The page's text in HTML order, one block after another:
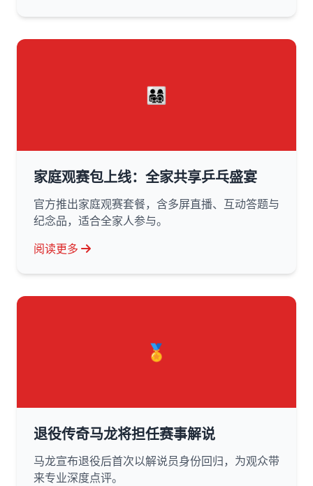
👨‍👩‍👧‍👦
家庭观赛包上线：全家共享乒乓盛宴
官方推出家庭观赛套餐，含多屏直播、互动答题与
纪念品，适合全家人参与。
阅读更多
🏅
退役传奇马龙将担任赛事解说
马龙宣布退役后首次以解说员身份回归，为观众带
来专业深度点评。